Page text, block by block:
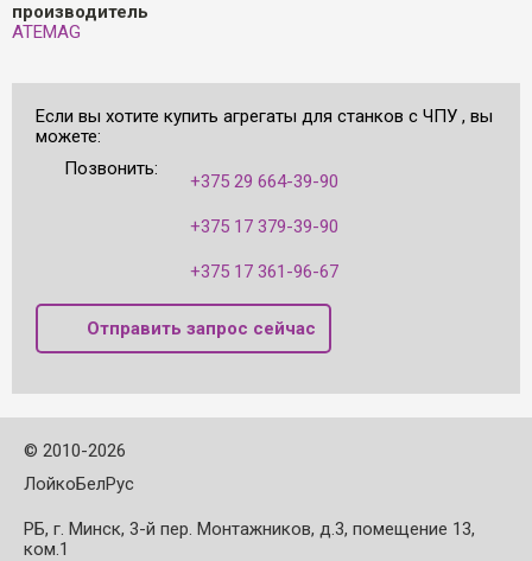
производитель
ATEMAG
Если вы хотите купить агрегаты для станков с ЧПУ , вы
можете:
Позвонить:
+375 29 664-39-90
+375 17 379-39-90
+375 17 361-96-67
Отправить запрос сейчас
© 2010-2026
ЛойкоБелРус
РБ, г. Минск, 3-й пер. Монтажников, д.3, помещение 13,
ком.1